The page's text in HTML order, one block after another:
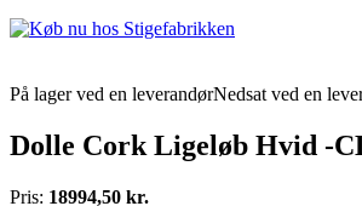
På lager ved en leverandørNedsat ved en
Dolle Cork Ligeløb Hvid -
Pris: 18994,50 kr.